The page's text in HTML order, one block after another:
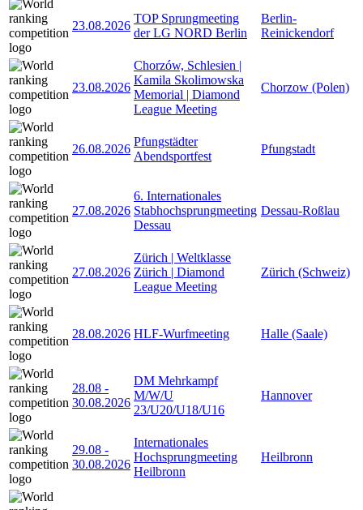
23.08.2026
TOP Sprungmeeting
der LG NORD Berlin
Berlin-
Reinickendorf
23.08.2026
Chorzów, Schlesien |
Kamila Skolimowska
Memorial | Diamond
League Meeting
Chorzow (Polen)
26.08.2026
Pfungstädter
Abendsportfest
Pfungstadt
27.08.2026
6. Internationales
Stabhochsprungmeeting
Dessau
Dessau-Roßlau
27.08.2026
Zürich | Weltklasse
Zürich | Diamond
League Meeting
Zürich (Schweiz)
28.08.2026 HLF-Wurfmeeting Halle (Saale)
28.08 -
30.08.2026
DM Mehrkampf
M/W/U
23/U20/U18/U16
Hannover
29.08 -
30.08.2026
Internationales
Hochsprungmeeting
Heilbronn
Heilbronn